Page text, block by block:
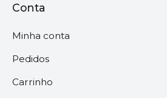
Conta
Minha conta
Pedidos
Carrinho